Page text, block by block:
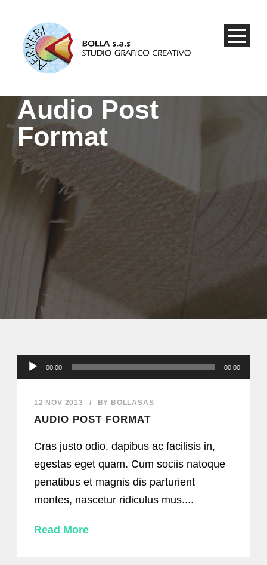
Audio Post
Format
Audio
Player
00:00 00:00
12 NOV 2013 / BY BOLLASAS
AUDIO POST FORMAT
Cras justo odio, dapibus ac facilisis in,
egestas eget quam. Cum sociis natoque
penatibus et magnis dis parturient
montes, nascetur ridiculus mus....
Read More